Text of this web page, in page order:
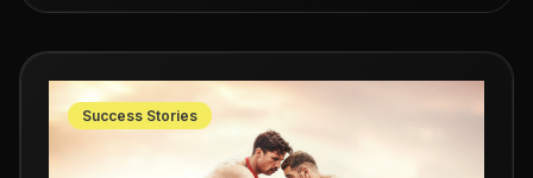
Success Stories